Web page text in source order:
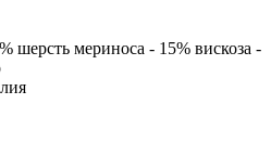
шерсть мериноса - 15% вискоза -